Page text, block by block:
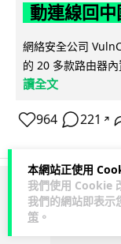
本網站正使用
我們使用 Cookie
我們的網站即表示
策 。
動連線回
網絡安全公司
的 20 多款路由器
讀全文
964 221 ↗